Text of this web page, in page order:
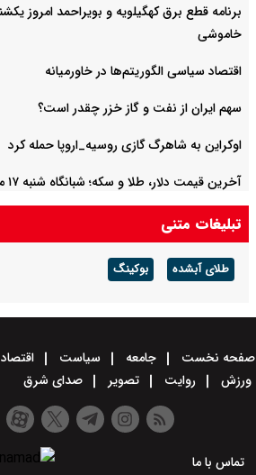
خاموشی
اقتصاد سیاسی الگوریتم‌ها در خاورمیانه
سهم ایران از نفت و گاز خزر چقدر است؟
اوکراین به شاهرگ گازی روسیه_اروپا حمله کرد
مسیر افزایش افتاد
تبلیغات متنی
طلای آبشده بوکینگ
صفحه نخست جامعه سیاست اقتصاد
ورزش
روایت تصویر صدای شرق
تماس با ما